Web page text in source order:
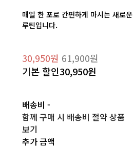
매일 한 포로 간편하게 마시는 새로운
루틴입니다.
30,950원 61,900원
기본 할인30,950원
배송비 -
함께 구매 시 배송비 절약 상품
보기
추가 금액